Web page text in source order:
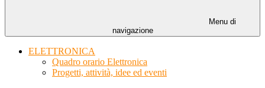
Menu di
navigazione
ELETTRONICA
Quadro orario Elettronica
Progetti, attività, idee ed eventi